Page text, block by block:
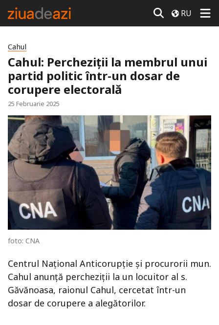
RU
Cahul
Cahul: Percheziții la membrul unui
partid politic într-un dosar de
corupere electorală
25 Februarie 2025
foto: CNA
Centrul Național Anticorupție și procurorii mun.
Cahul anunță percheziții la un locuitor al s.
Găvănoasa, raionul Cahul, cercetat într-un
dosar de corupere a alegătorilor.